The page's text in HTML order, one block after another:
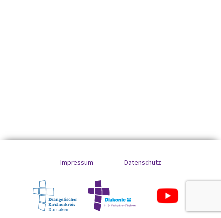
Impressum Datenschutz